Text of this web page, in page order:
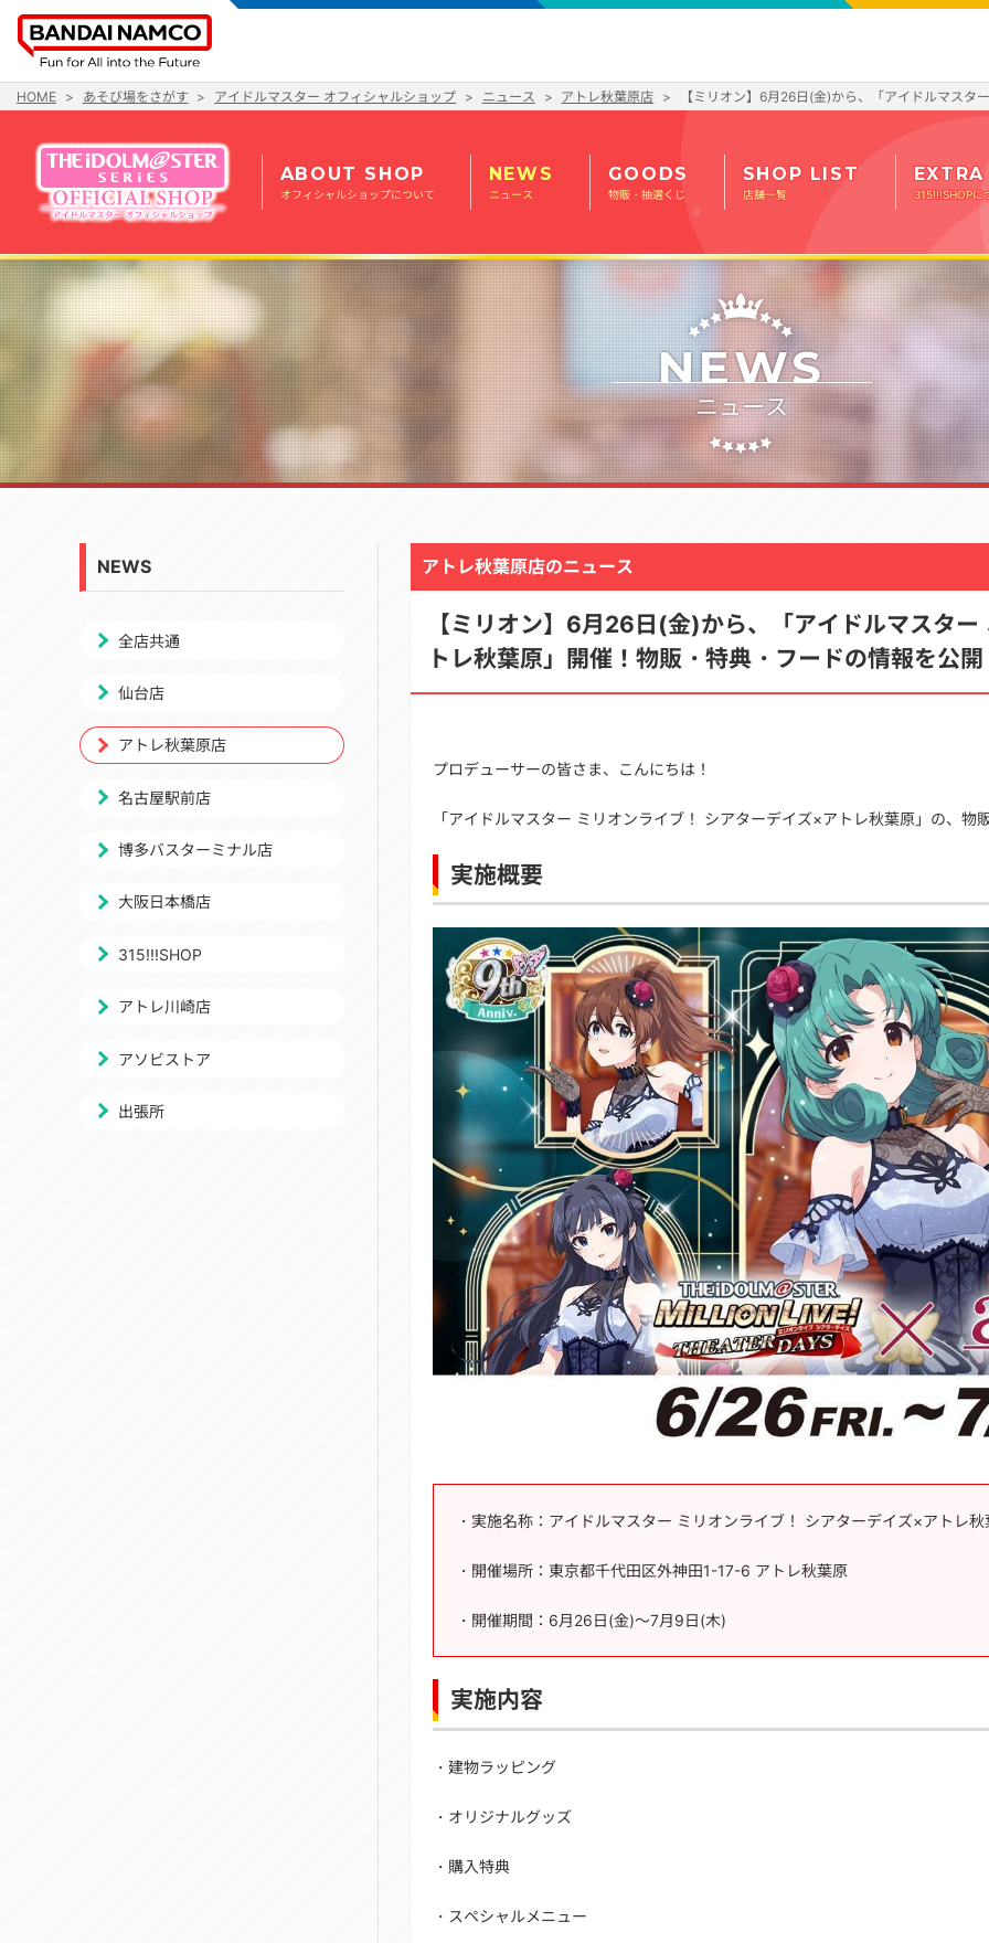
HOME あそび場をさがす アイドルマスター オフィシャルショップ ニュース アトレ秋葉原店 【ミリオン】6月26日(金)から、「アイドルマスター ミ
ABOUT SHOP
オフィシャルショップについて
NEWS
ニュース
GOODS
物販・抽選くじ
SHOP LIST
店舗一覧
EXTRA
315!!!SHOPに
NEWS
ニュース
アトレ秋葉原店のニュース
【ミリオン】6月26日(金)から、「アイドルマスタ
トレ秋葉原」開催！物販・特典・フードの情報を公開
プロデューサーの皆さま、こんにちは！
「アイドルマスター ミリオンライブ！ シアターデイズ×アトレ秋葉原」の、
実施概要
・実施名称：アイドルマスター ミリオンライブ！ シアターデイズ×アトレ秋
・開催場所：東京都千代田区外神田1-17-6 アトレ秋葉原
・開催期間：6月26日(金)～7月9日(木)
実施内容
・建物ラッピング
・オリジナルグッズ
・購入特典
・スペシャルメニュー
NEWS
全店共通
仙台店
アトレ秋葉原店
名古屋駅前店
博多バスターミナル店
大阪日本橋店
315!!!SHOP
アトレ川崎店
アソビストア
出張所